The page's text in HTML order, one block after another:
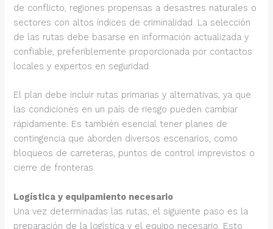
de conflicto, regiones propensas a desastres naturales o
sectores con altos índices de criminalidad. La selección
de las rutas debe basarse en información actualizada y
confiable, preferiblemente proporcionada por contactos
locales y expertos en seguridad.
El plan debe incluir rutas primarias y alternativas, ya que
las condiciones en un país de riesgo pueden cambiar
rápidamente. Es también esencial tener planes de
contingencia que aborden diversos escenarios, como
bloqueos de carreteras, puntos de control imprevistos o
cierre de fronteras.
Logística y equipamiento necesario
Una vez determinadas las rutas, el siguiente paso es la
preparación de la logística y el equipo necesario. Esto